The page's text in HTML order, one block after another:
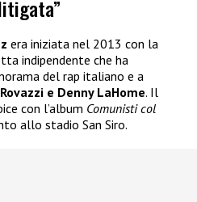
era iniziata nel 2013 con la
indipendente che ha
del rap italiano e a
e Denny LaHome. Il
con l’album Comunisti col
allo stadio San Siro.